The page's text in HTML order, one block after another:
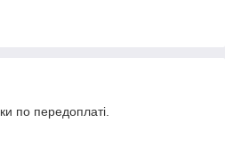
по передоплаті.